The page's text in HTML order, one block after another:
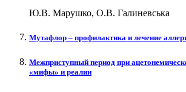
Ю.В. Марушко, О.В. Галиневська
Мутафлор – профилактика и лечение
Межприступный период при
«мифы» и реалии